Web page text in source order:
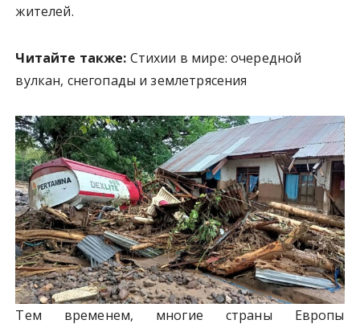
жителей.
Читайте также: Стихии в мире: очередной
вулкан, снегопады и землетрясения
Тем временем, многие страны Европы